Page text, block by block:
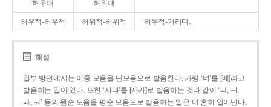
허우대 허위대
허우적-허우적 허위적-허위적 허우적-거리다.
해설
일부 방언에서는 이중 모음을 단모음으로 발음한다. 가령 ‘벼’를 [베]라고
발음하는 일이 있다. 또한 ‘사과’를 [사가]로 발음하는 것과 같이 ‘ㅚ, ㅟ,
ㅘ, ㅝ’ 등의 원순 모음을 평순 모음으로 발음하는 일은 더 흔히 일어난다.